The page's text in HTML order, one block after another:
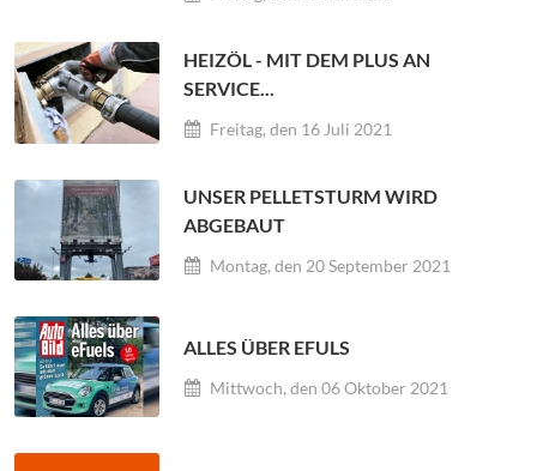
HEIZÖL - MIT DEM PLUS AN
SERVICE...
Freitag, den 16 Juli 2021
UNSER PELLETSTURM WIRD
ABGEBAUT
Montag, den 20 September 2021
ALLES ÜBER EFULS
Mittwoch, den 06 Oktober 2021